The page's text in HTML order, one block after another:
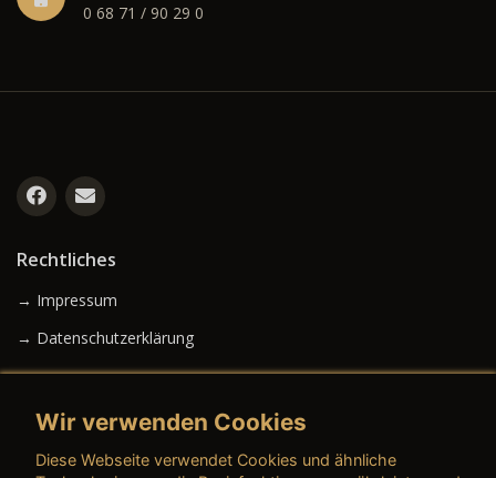
0 68 71 / 90 29 0
Rechtliches
→ Impressum
→ Datenschutzerklärung
Wir verwenden Cookies
Diese Webseite verwendet Cookies und ähnliche